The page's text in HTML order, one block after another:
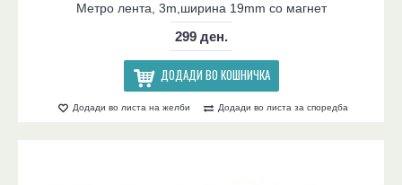
Метро лента, 3m,ширина 19mm со магнет
299 ден.
ДОДАДИ ВО КОШНИЧКА
Додади во листа на желби Додади во листа за споредба